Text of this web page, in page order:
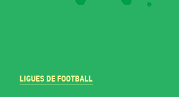
LIGUES DE FOOTBALL